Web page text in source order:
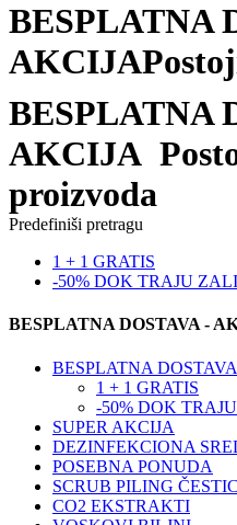
BESPLATNA
AKCIJA
BESPLATNA
AKCIJA
proizvoda
Predefiniši pretragu
1 + 1 GRATIS
-50% DOK TRAJU
BESPLATNA DOSTAVA -
BESPLATNA
1 + 1 GRATIS
-50% DOK
SUPER AKCIJA
DEZINFEKCIONA
POSEBNA PONUDA
SCRUB PILING
CO2 EKSTRAKTI